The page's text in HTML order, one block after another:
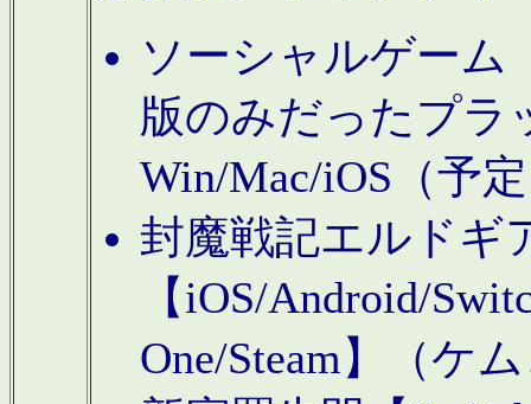
ソーシャルゲーム
版のみだったプラ
Win/Mac/iOS（予
封魔戦記エルドギ
【iOS/Android/
One/Steam】（ケ